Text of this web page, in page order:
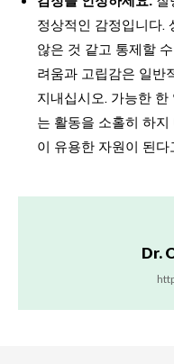
정상적인 감정입니다.
않은 것 같고 통제할
려움과 고립감은 일반
지내십시오. 가능한
는 활동을 소홀히 하
이 유용한 자원이 된다
Dr.